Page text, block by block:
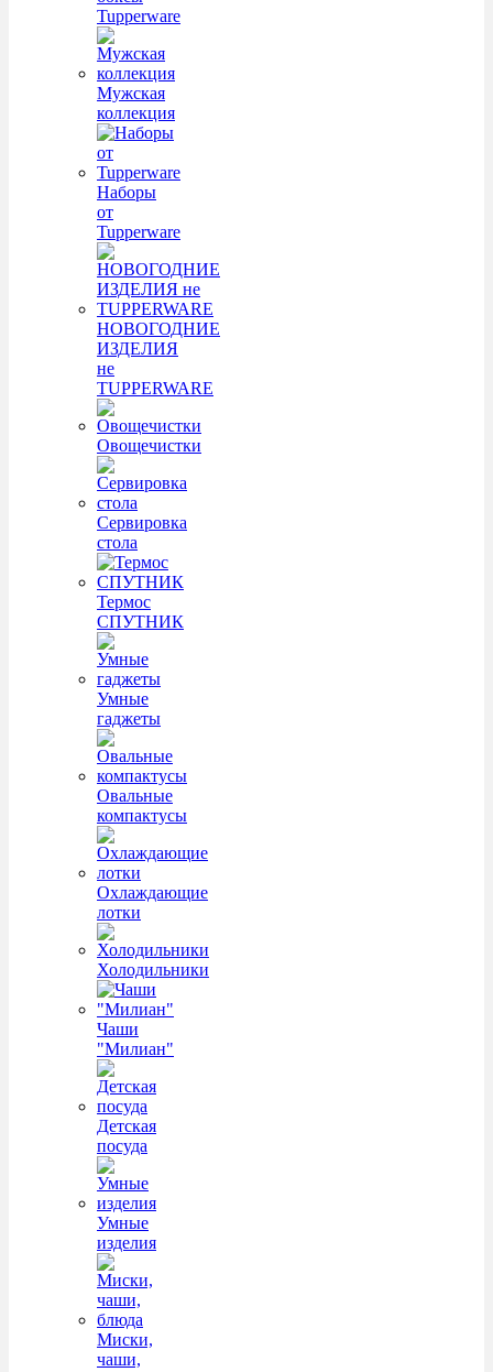
Tupperware
Мужская
коллекция
Наборы
от
Tupperware
НОВОГОДНИЕ
ИЗДЕЛИЯ
не
TUPPERWARE
Овощечистки
Сервировка
стола
Термос
СПУТНИК
Умные
гаджеты
Овальные
компактусы
Охлаждающие
лотки
Холодильники
Чаши
"Милиан"
Детская
посуда
Умные
изделия
Миски,
чаши,